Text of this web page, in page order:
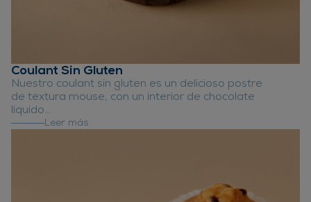
Coulant Sin Gluten
Nuestro coulant sin gluten es un delicioso postre
de textura mouse, con un interior de chocolate
liquido...
Leer más